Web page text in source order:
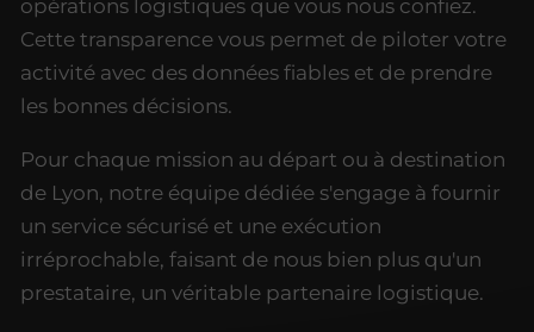
opérations logistiques que vous nous confiez.
Cette transparence vous permet de piloter votre
activité avec des données fiables et de prendre
les bonnes décisions.
Pour chaque mission au départ ou à destination
de Lyon, notre équipe dédiée s'engage à fournir
un service sécurisé et une exécution
irréprochable, faisant de nous bien plus qu'un
prestataire, un véritable partenaire logistique.